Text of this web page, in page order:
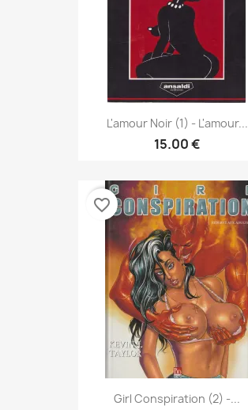
L'amour Noir (1) - L'amour...
15.00 €
Girl Conspiration (2) -...
favorite_border